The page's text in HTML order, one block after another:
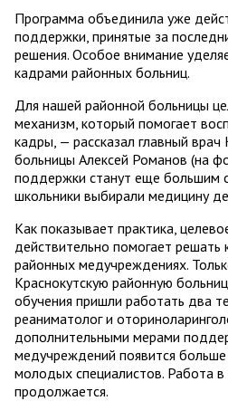
Программа объединила уже
поддержки, принятые за
решения. Особое внимание
кадрами районных больниц.
Для нашей районной больницы
механизм, который помогает
кадры, — рассказал главный врач
больницы Алексей Романов (на
поддержки станут еще большим
школьники выбирали медицину
Как показывает практика,
действительно помогает
районных медучреждениях.
Краснокутскую районную
обучения пришли работать два
реаниматолог и
дополнительными мерами
медучреждений появится
молодых специалистов. Работа
продолжается.